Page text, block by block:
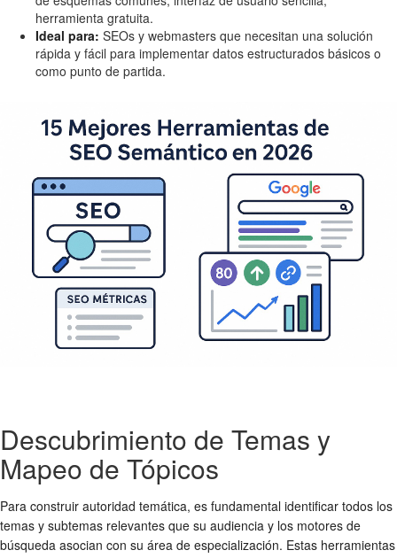
herramienta gratuita.
Ideal para: SEOs y webmasters que necesitan una solución
rápida y fácil para implementar datos estructurados básicos o
como punto de partida.
Descubrimiento de Temas y
Mapeo de Tópicos
Para construir autoridad temática, es fundamental identificar todos los
temas y subtemas relevantes que su audiencia y los motores de
búsqueda asocian con su área de especialización. Estas herramientas